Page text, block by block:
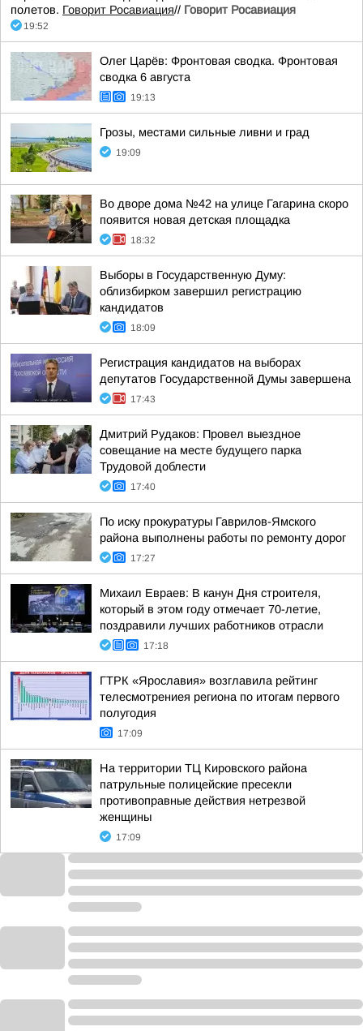
полетов. Говорит Росавиация// Говорит Росавиация
19:52
Олег Царёв: Фронтовая сводка. Фронтовая
сводка 6 августа
19:13
Грозы, местами сильные ливни и град
19:09
Во дворе дома №42 на улице Гагарина скоро
появится новая детская площадка
18:32
Выборы в Государственную Думу:
облизбирком завершил регистрацию
кандидатов
18:09
Регистрация кандидатов на выборах
депутатов Государственной Думы завершена
17:43
Дмитрий Рудаков: Провел выездное
совещание на месте будущего парка
Трудовой доблести
17:40
По иску прокуратуры Гаврилов-Ямского
района выполнены работы по ремонту дорог
17:27
Михаил Евраев: В канун Дня строителя,
который в этом году отмечает 70-летие,
поздравили лучших работников отрасли
17:18
ГТРК «Ярославия» возглавила рейтинг
телесмотрениея региона по итогам первого
полугодия
17:09
На территории ТЦ Кировского района
патрульные полицейские пресекли
противоправные действия нетрезвой
женщины
17:09